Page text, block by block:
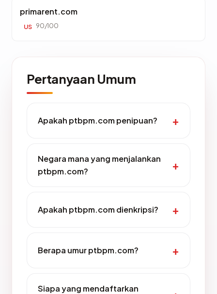
primarent.com
US 90/100
Pertanyaan Umum
Apakah ptbpm.com penipuan?
Negara mana yang menjalankan
ptbpm.com?
Apakah ptbpm.com dienkripsi?
Berapa umur ptbpm.com?
Siapa yang mendaftarkan